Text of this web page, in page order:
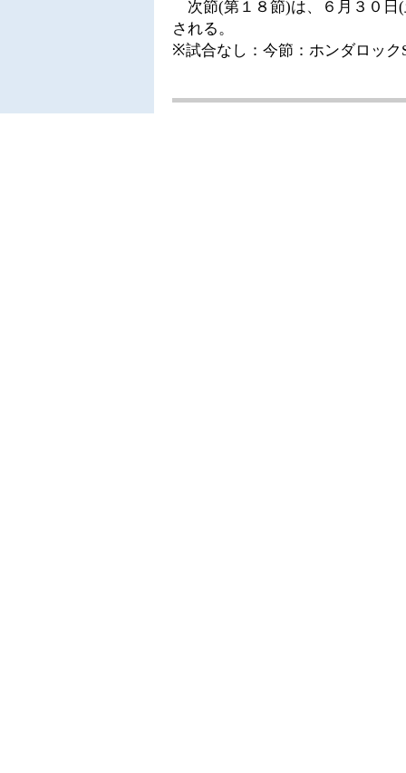
次節(第１８節)は、６月３０日
される。
※試合なし：今節：ホンダロック